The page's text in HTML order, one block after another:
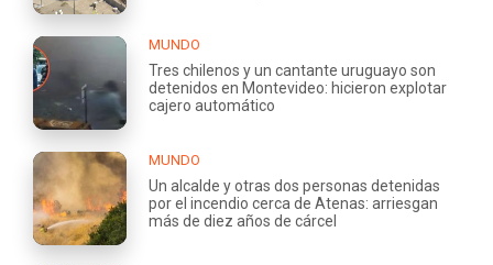
MUNDO
Tres chilenos y un cantante uruguayo son
detenidos en Montevideo: hicieron explotar
cajero automático
MUNDO
Un alcalde y otras dos personas detenidas
por el incendio cerca de Atenas: arriesgan
más de diez años de cárcel